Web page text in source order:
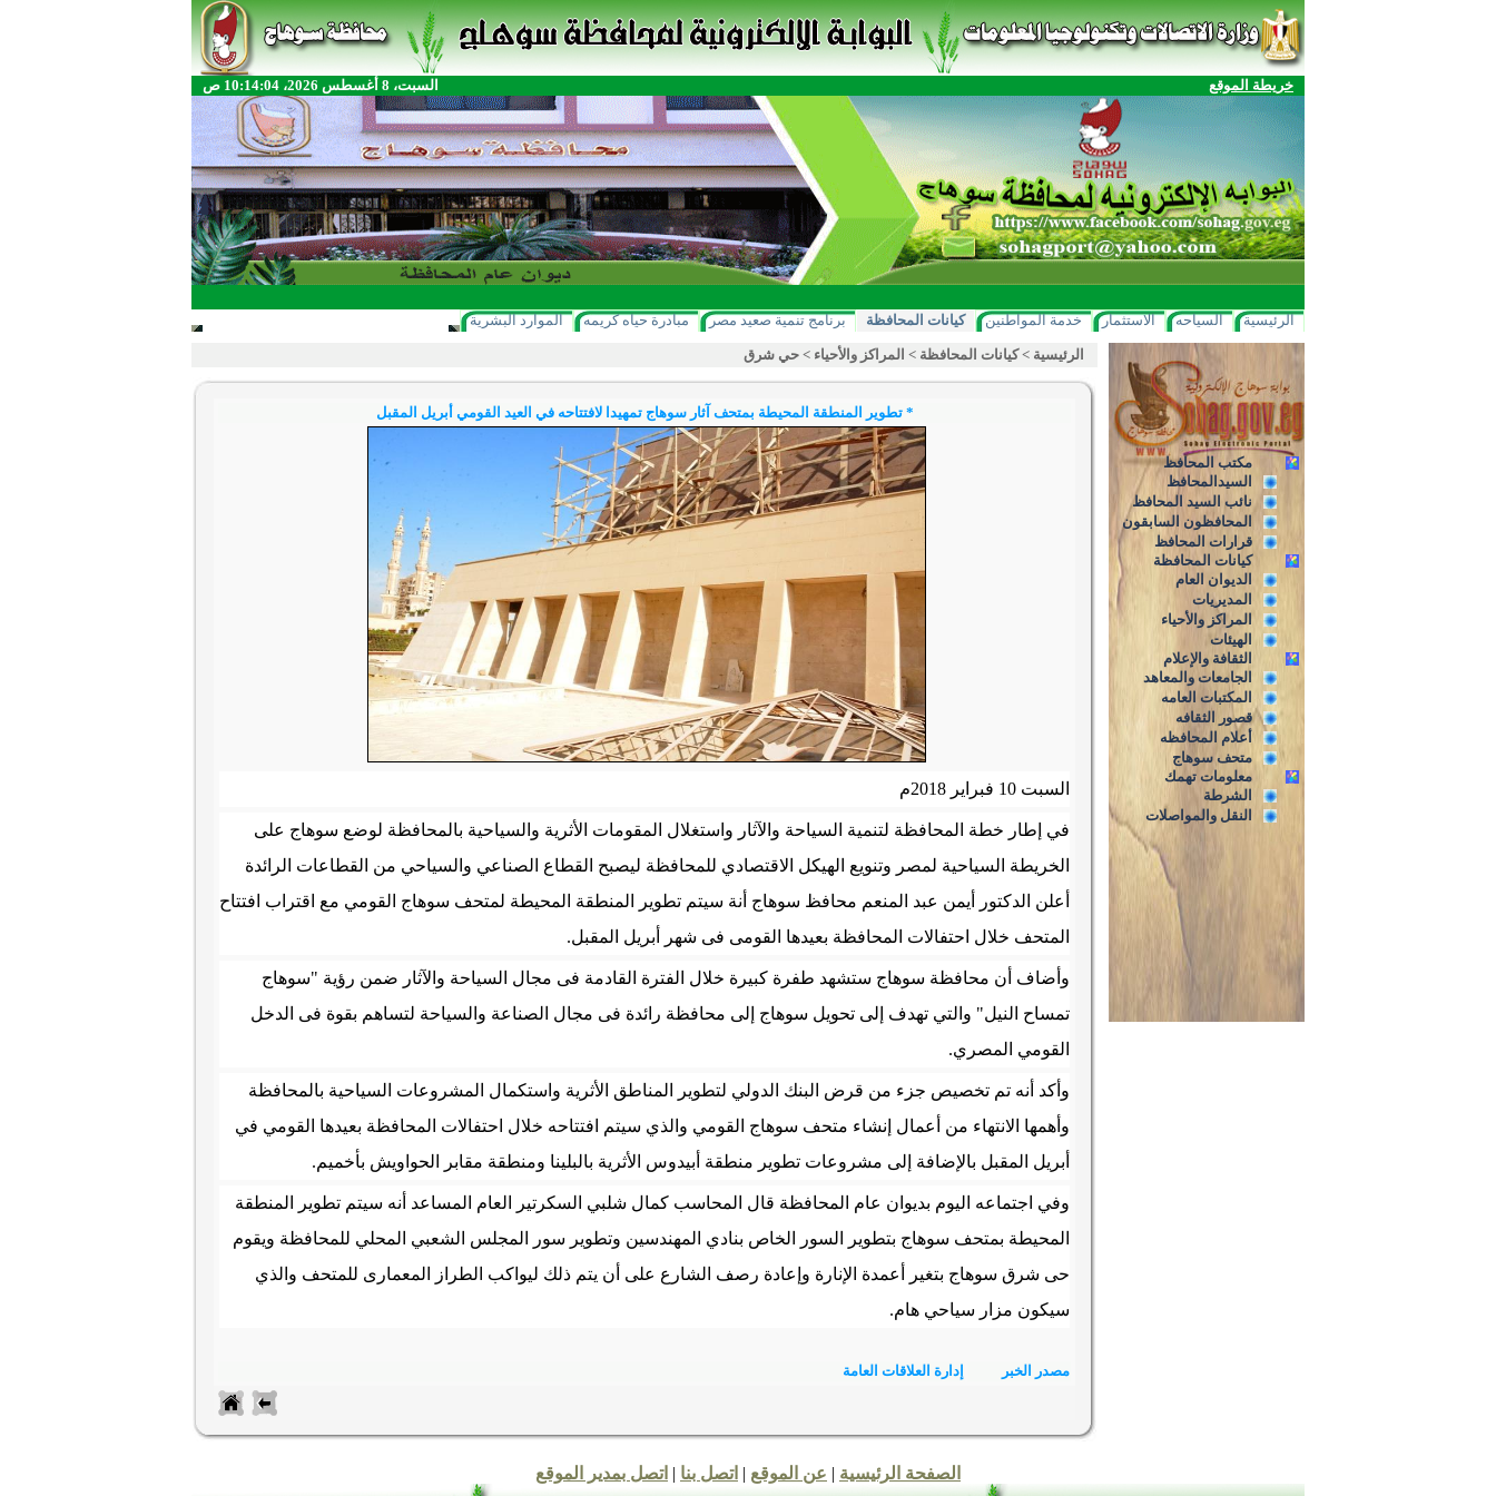
خريطة الموقع السبت، 8 أغسطس 2026، 10:14:04 ص
الرئيسية السياحه الاستثمار خدمة المواطنين كيانات المحافظة برنامج تنمية صعيد مصر مبادرة حياه كريمه الموارد البشرية
مكتب المحافظ
السيدالمحافظ
نائب السيد المحافظ
المحافظون السابقون
قرارات المحافظ
كيانات المحافظة
الديوان العام
المديريات
المراكز والأحياء
الهيئات
الثقافة والإعلام
الجامعات والمعاهد
المكتبات العامه
قصور الثقافه
أعلام المحافظه
متحف سوهاج
معلومات تهمك
الشرطة
النقل والمواصلات
الرئيسية >كيانات المحافظة > المراكز والأحياء > حي شرق
* تطوير المنطقة المحيطة بمتحف آثار سوهاج تمهيدا لافتتاحه في العيد القومي أبريل المقبل
السبت 10 فبراير 2018م
في إطار خطة المحافظة لتنمية السياحة والآثار واستغلال المقومات الأثرية والسياحية بالمحافظة لوضع سوهاج على
الخريطة السياحية لمصر وتنويع الهيكل الاقتصادي للمحافظة ليصبح القطاع الصناعي والسياحي من القطاعات الرائدة
أعلن الدكتور أيمن عبد المنعم محافظ سوهاج أنة سيتم تطوير المنطقة المحيطة لمتحف سوهاج القومي مع اقتراب افتتاح
المتحف خلال احتفالات المحافظة بعيدها القومى فى شهر أبريل المقبل.
وأضاف أن محافظة سوهاج ستشهد طفرة كبيرة خلال الفترة القادمة فى مجال السياحة والآثار ضمن رؤية "سوهاج
تمساح النيل" والتي تهدف إلى تحويل سوهاج إلى محافظة رائدة فى مجال الصناعة والسياحة لتساهم بقوة فى الدخل
القومي المصري.
وأكد أنه تم تخصيص جزء من قرض البنك الدولي لتطوير المناطق الأثرية واستكمال المشروعات السياحية بالمحافظة
وأهمها الانتهاء من أعمال إنشاء متحف سوهاج القومي والذي سيتم افتتاحه خلال احتفالات المحافظة بعيدها القومي في
أبريل المقبل بالإضافة إلى مشروعات تطوير منطقة أبيدوس الأثرية بالبلينا ومنطقة مقابر الحواويش بأخميم.
وفي اجتماعه اليوم بديوان عام المحافظة قال المحاسب كمال شلبي السكرتير العام المساعد أنه سيتم تطوير المنطقة
المحيطة بمتحف سوهاج بتطوير السور الخاص بنادي المهندسين وتطوير سور المجلس الشعبي المحلي للمحافظة ويقوم
حى شرق سوهاج بتغير أعمدة الإنارة وإعادة رصف الشارع على أن يتم ذلك ليواكب الطراز المعمارى للمتحف والذي
سيكون مزار سياحي هام.
مصدر الخبر إدارة العلاقات العامة
الصفحة الرئيسية | عن الموقع | اتصل بنا | اتصل بمدير الموقع